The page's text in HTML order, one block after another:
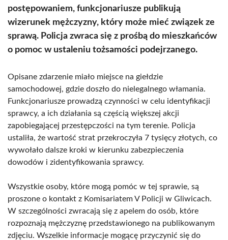
postępowaniem, funkcjonariusze publikują
wizerunek mężczyzny, który może mieć związek ze
sprawą. Policja zwraca się z prośbą do mieszkańców
o pomoc w ustaleniu tożsamości podejrzanego.
Opisane zdarzenie miało miejsce na giełdzie
samochodowej, gdzie doszło do nielegalnego włamania.
Funkcjonariusze prowadzą czynności w celu identyfikacji
sprawcy, a ich działania są częścią większej akcji
zapobiegającej przestępczości na tym terenie. Policja
ustaliła, że wartość strat przekroczyła 7 tysięcy złotych, co
wywołało dalsze kroki w kierunku zabezpieczenia
dowodów i zidentyfikowania sprawcy.
Wszystkie osoby, które mogą pomóc w tej sprawie, są
proszone o kontakt z Komisariatem V Policji w Gliwicach.
W szczególności zwracają się z apelem do osób, które
rozpoznają mężczyznę przedstawionego na publikowanym
zdjęciu. Wszelkie informacje mogącę przyczynić się do